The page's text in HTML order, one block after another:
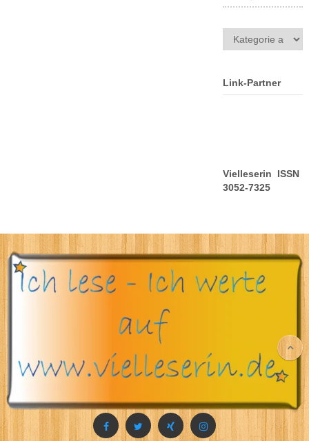
Kategorien
Link-Partner
Vielleserin ISSN
3052-7325